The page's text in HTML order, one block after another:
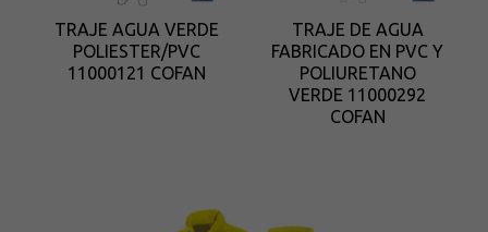
TRAJE AGUA VERDE
POLIESTER/PVC
11000121 COFAN
TRAJE DE AGUA
FABRICADO EN PVC Y
POLIURETANO
VERDE 11000292
COFAN